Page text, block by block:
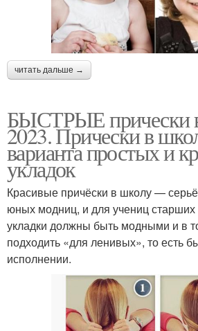
читать дальше →
БЫСТРЫЕ прически
2023. Прически в
варианта простых и
укладок
Красивые причёски в школу —
юных модниц, и для учениц старших
укладки должны быть модными и в
подходить «для ленивых», то есть
исполнении.